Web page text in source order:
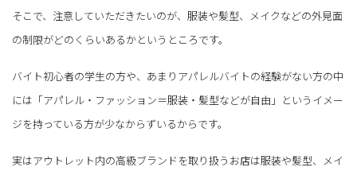
そこで、注意していただきたいのが、服装や髪型、メイクなどの外見面
の制限がどのくらいあるかというところです。
バイト初心者の学生の方や、あまりアパレルバイトの経験がない方の中
には「アパレル・ファッション＝服装・髪型などが自由」というイメー
ジを持っている方が少なからずいるからです。
実はアウトレット内の高級ブランドを取り扱うお店は服装や髪型、メイ